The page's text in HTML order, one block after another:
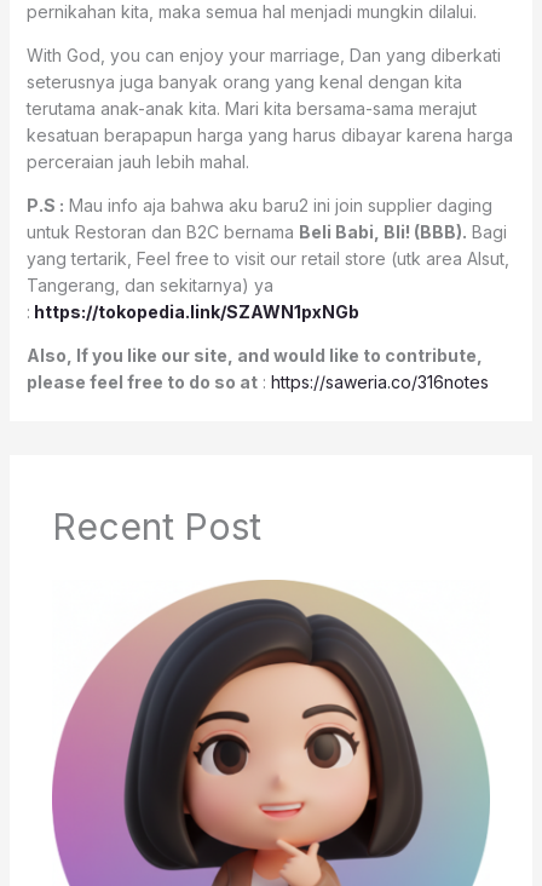
pernikahan kita, maka semua hal menjadi mungkin dilalui.
With God, you can enjoy your marriage, Dan yang diberkati
seterusnya juga banyak orang yang kenal dengan kita
terutama anak-anak kita. Mari kita bersama-sama merajut
kesatuan berapapun harga yang harus dibayar karena harga
perceraian jauh lebih mahal.
P.S : Mau info aja bahwa aku baru2 ini join supplier daging
untuk Restoran dan B2C bernama Beli Babi, Bli! (BBB). Bagi
yang tertarik, Feel free to visit our retail store (utk area Alsut,
Tangerang, dan sekitarnya) ya
: https://tokopedia.link/SZAWN1pxNGb
Also, If you like our site, and would like to contribute,
please feel free to do so at: https://saweria.co/316notes
Recent Post